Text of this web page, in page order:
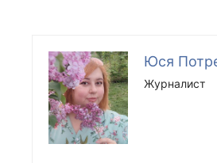
Юся
Журналист